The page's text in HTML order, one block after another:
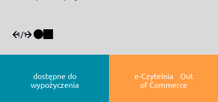
1/1
dostępne do
wypożyczenia
e-Czytelnia Out
of Commerce